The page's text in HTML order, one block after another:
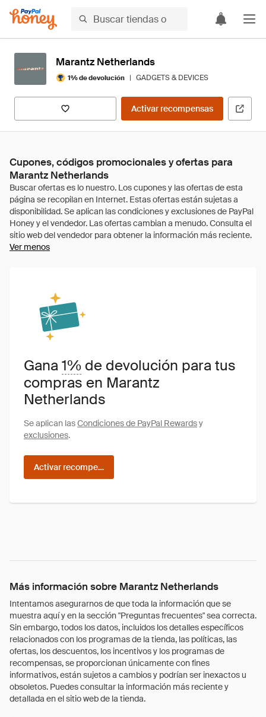
Marantz Netherlands
1% de devolución | GADGETS & DEVICES
Activar recompensas
Cupones, códigos promocionales y ofertas para
Marantz Netherlands
Ver menos
Gana1% de devolución para tus
compras en Marantz
Netherlands
Se aplican lasCondiciones de PayPal Rewardsy
exclusiones.
Activar recompensas
Más información sobre Marantz Netherlands
Intentamos asegurarnos de que toda la información que se
muestra aquí y en la sección "Preguntas frecuentes" sea correcta.
Sin embargo, todos los datos, incluidos los detalles específicos
relacionados con los programas de la tienda, las políticas, las
ofertas, los descuentos, los incentivos y los programas de
recompensas, se proporcionan únicamente con fines
informativos, están sujetos a cambios y podrían ser inexactos u
obsoletos. Puedes consultar la información más reciente y
detallada en el sitio web de la tienda.